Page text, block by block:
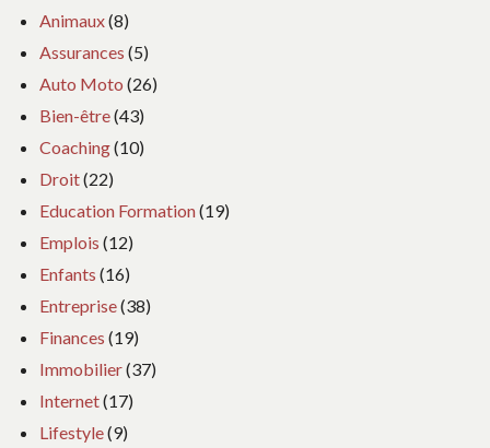
Animaux(8)
Assurances (5)
Auto Moto (26)
Bien-être(43)
Coaching(10)
Droit(22)
Education Formation(19)
Emplois (12)
Enfants (16)
Entreprise(38)
Finances (19)
Immobilier(37)
Internet(17)
Lifestyle(9)